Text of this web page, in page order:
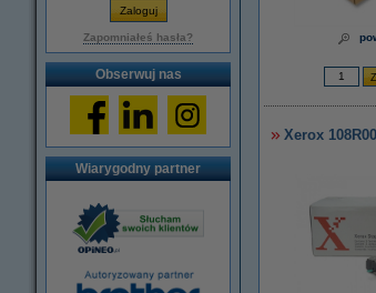
Zapomniałeś hasła?
Obserwuj nas
Wiarygodny partner
Xerox